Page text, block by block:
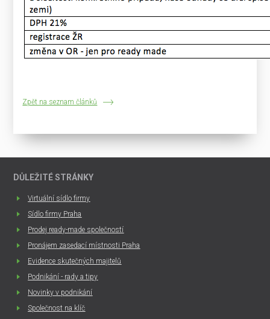
Zpět na seznam článků
DŮLEŽITÉ STRÁNKY
Virtuální sídlo firmy
Sídlo firmy Praha
Prodej ready-made společností
Pronájem zasedací místnosti Praha
Evidence skutečných majitelů
Podnikání - rady a tipy
Novinky v podnikání
Společnost na klíč